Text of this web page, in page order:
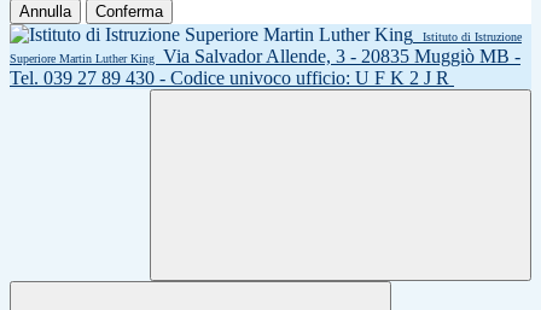
Annulla Conferma
Istituto di Istruzione
Superiore Martin Luther King
Via Salvador Allende, 3 - 20835 Muggiò MB -
Tel. 039 27 89 430 - Codice univoco ufficio: U F K 2 J R